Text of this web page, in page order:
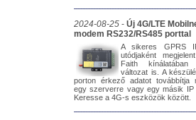
2024-08-25 - Új 4G/LTE
modem RS232/RS485 porttal
A sikeres GPRS
utódjaként
Faith
változat is. A
porton érkező adatot továbbítja
egy szerverre vagy egy másik IP
Keresse a 4G-s eszközök között.